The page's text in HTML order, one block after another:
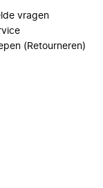
vragen
(Retourneren)